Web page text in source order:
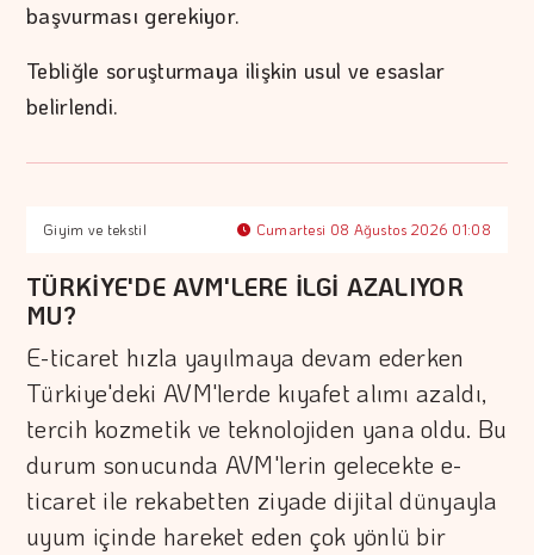
başvurması gerekiyor.
Tebliğle soruşturmaya ilişkin usul ve esaslar
belirlendi.
Giyim ve tekstil Cumartesi 08 Ağustos 2026 01:08
TÜRKİYE'DE AVM'LERE İLGİ AZALIYOR
MU?
E-ticaret hızla yayılmaya devam ederken
Türkiye'deki AVM'lerde kıyafet alımı azaldı,
tercih kozmetik ve teknolojiden yana oldu. Bu
durum sonucunda AVM'lerin gelecekte e-
ticaret ile rekabetten ziyade dijital dünyayla
uyum içinde hareket eden çok yönlü bir